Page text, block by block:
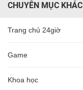
CHUYÊN MỤC KHÁC
Trang chủ 24giờ
Game
Khoa học